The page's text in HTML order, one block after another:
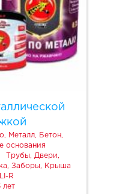
Металл, Бетон,
основания
Трубы, Двери,
Заборы, Крыша
R
лет